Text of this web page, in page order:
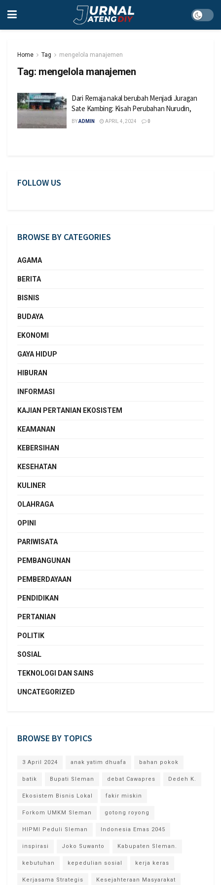
Home Tag mengelola manajemen
Tag: mengelola manajemen
Dari Remaja nakal berubah Menjadi Juragan
Sate Kambing: Kisah Perubahan Nurudin,
BYADMIN APRIL 4, 2024 0
FOLLOW US
BROWSE BY CATEGORIES
AGAMA
BERITA
BISNIS
BUDAYA
EKONOMI
GAYA HIDUP
HIBURAN
INFORMASI
KAJIAN PERTANIAN EKOSISTEM
KEAMANAN
KEBERSIHAN
KESEHATAN
KULINER
OLAHRAGA
OPINI
PARIWISATA
PEMBANGUNAN
PEMBERDAYAAN
PENDIDIKAN
PERTANIAN
POLITIK
SOSIAL
TEKNOLOGI DAN SAINS
UNCATEGORIZED
BROWSE BY TOPICS
3 April 2024 anak yatim dhuafa bahan pokok
batik Bupati Sleman debat Cawapres Dedeh K.
Ekosistem Bisnis Lokal fakir miskin
Forkom UMKM Sleman gotong royong
HIPMI Peduli Sleman Indonesia Emas 2045
inspirasi Joko Suwanto Kabupaten Sleman.
kebutuhan kepedulian sosial kerja keras
Kerjasama Strategis Kesejahteraan Masyarakat